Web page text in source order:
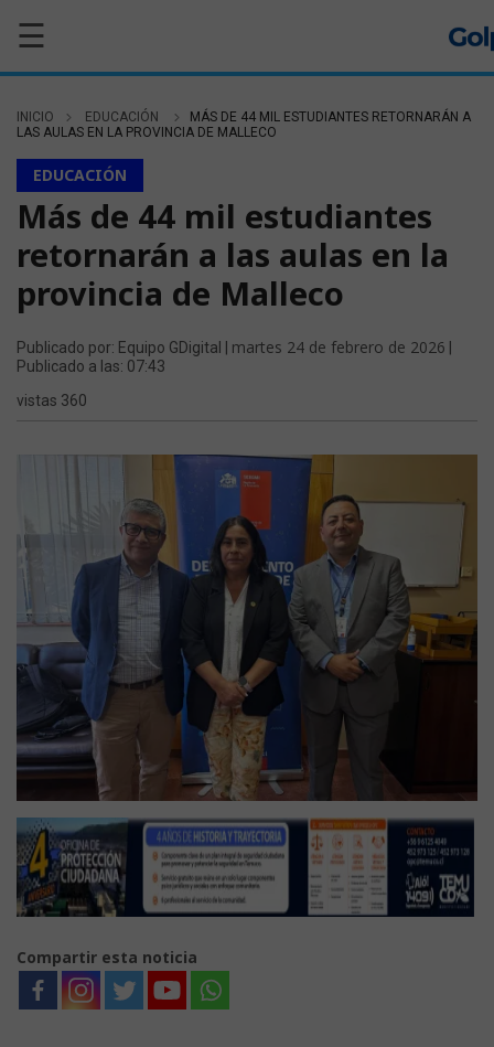
☰
INICIO EDUCACIÓN
MÁS DE 44 MIL ESTUDIANTES RETORNARÁN A
LAS AULAS EN LA PROVINCIA DE MALLECO
EDUCACIÓN
Más de 44 mil estudiantes
retornarán a las aulas en la
provincia de Malleco
Publicado por: Equipo GDigital | martes 24 de febrero de 2026
Publicado a las: 07:43
vistas 360
Compartir esta noticia